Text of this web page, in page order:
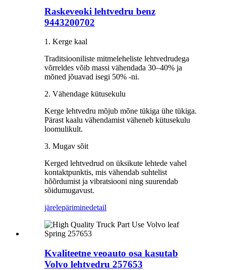
Raskeveoki lehtvedru benz
9443200702
1. Kerge kaal
Traditsiooniliste mitmeleheliste lehtvedrudega
võrreldes võib massi vähendada 30–40% ja
mõned jõuavad isegi 50% -ni.
2. Vähendage kütusekulu
Kerge lehtvedru mõjub mõne tükiga ühe tükiga.
Pärast kaalu vähendamist väheneb kütusekulu
loomulikult.
3. Mugav sõit
Kerged lehtvedrud on üksikute lehtede vahel
kontaktpunktis, mis vähendab suhtelist
hõõrdumist ja vibratsiooni ning suurendab
sõidumugavust.
järelepäriminedetail
Kvaliteetne veoauto osa kasutab
Volvo lehtvedru 257653